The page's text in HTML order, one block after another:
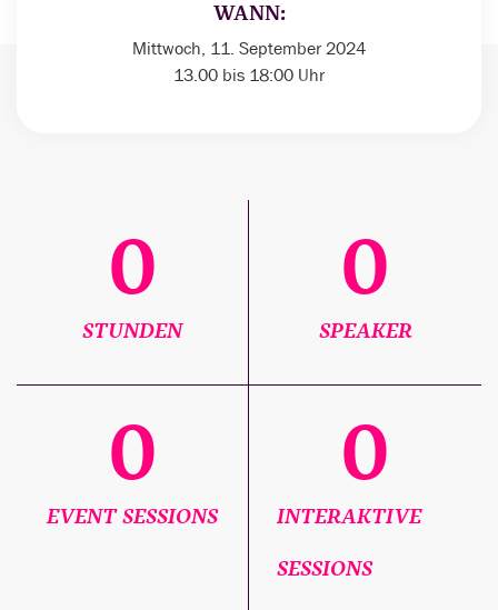
WANN:
Mittwoch, 11. September 2024
13.00 bis 18:00 Uhr
STUNDEN
0
SPEAKER
0
EVENT SESSIONS
0
INTERAKTIVE
SESSIONS
0